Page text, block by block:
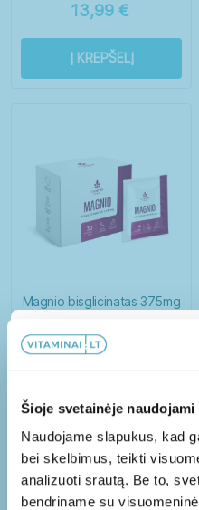
Šioje svetainėje naudojami
Naudojame slapukus, kad
bei skelbimus, teikti
analizuoti srautą. Be to,
bendriname su
Guminukai
Skystieji maisto
13,99 €
Į KREPŠELĮ
Magnio bisglicinatas 375mg
18,99€
Papildoma
Užsisakykite mūsų
papildomą